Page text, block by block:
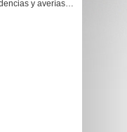
y averías…